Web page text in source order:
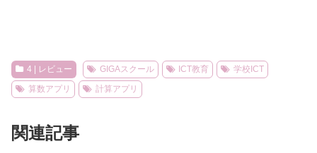
4 | レビュー GIGAスクール ICT教育
学校ICT
算数アプリ
計算アプリ
関連記事